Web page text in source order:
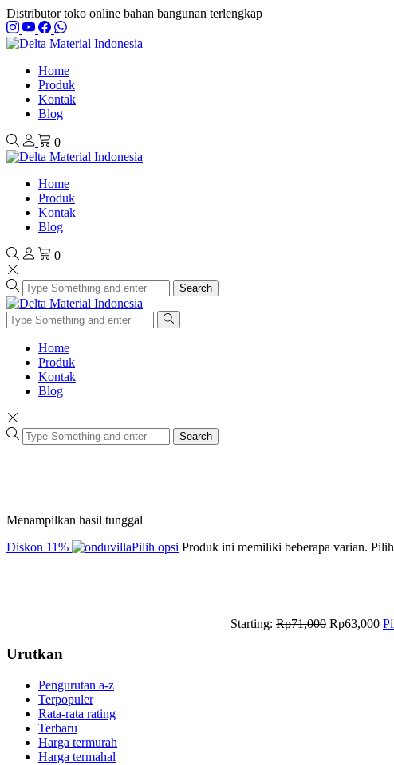
Distributor toko online bahan bangunan terlengkap
Home
Produk
Kontak
Blog
0
Home
Produk
Kontak
Blog
0
Search
Home
Produk
Kontak
Blog
Search
Menampilkan hasil tunggal
Diskon 11% Pilih opsi Produk ini memiliki beberapa varian.
Starting: Rp71,000 Rp63,000
Urutkan
Pengurutan a-z
Terpopuler
Rata-rata rating
Terbaru
Harga termurah
Harga termahal